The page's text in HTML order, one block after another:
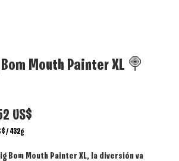
Mouth Painter XL 🍭
US$
/ 432g
Bom Mouth Painter XL, la diversión va